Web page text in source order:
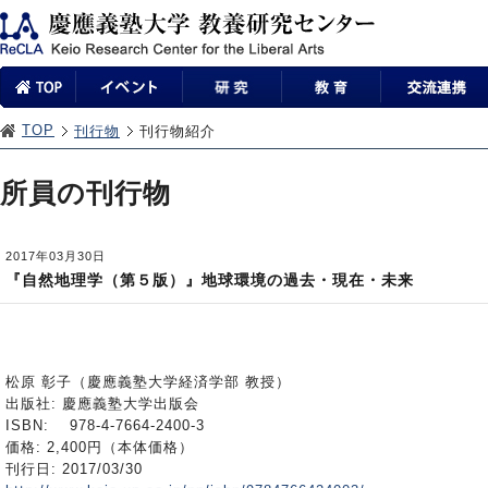
TOP 刊行物 刊行物紹介
所員の刊行物
2017年03月30日
『自然地理学（第５版）』地球環境の過去・現在・未来
松原 彰子（慶應義塾大学経済学部 教授）
出版社: 慶應義塾大学出版会
ISBN: 978-4-7664-2400-3
価格: 2,400円（本体価格）
刊行日: 2017/03/30